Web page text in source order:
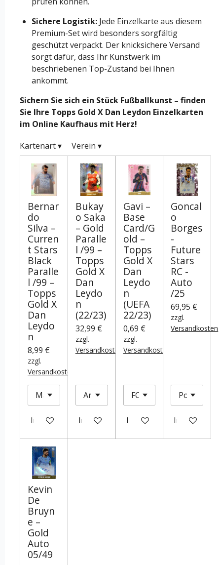
Sichere Logistik: Jede Einzelkarte aus diesem
Premium-Set wird besonders sorgfältig
geschützt verpackt. Der knicksichere Versand
sorgt dafür, dass Ihr Kunstwerk im
beschriebenen Top-Zustand bei Ihnen
ankommt.
Sichern Sie sich ein Stück Fußballkunst – finden
Sie Ihre Topps Gold X Dan Leydon Einzelkarten
im Online Kaufhaus mit Herz!
Kartenart▾ Verein ▾
Bernar
do
Silva –
Curren
t Stars
Black
Paralle
l /99 –
Topps
Gold X
Dan
Leydo
n
8,99 €
zzgl.
Versandkosten
In den Warenkorb
Bukay
o Saka
– Gold
Paralle
l /99 –
Topps
Gold X
Dan
Leydo
n
(22/23)
32,99 €
zzgl.
Versandkosten
In den Warenkorb
Gavi –
Base
Card/G
old –
Topps
Gold X
Dan
Leydo
n
(UEFA
22/23)
0,69 €
zzgl.
Versandkosten
In den Warenkorb
Goncal
o
Borges
-
Future
Stars
RC -
Auto
/25
69,95 €
zzgl.
Versandkosten
In den
Kevin
De
Bruyn
e –
Gold
Auto
05/49